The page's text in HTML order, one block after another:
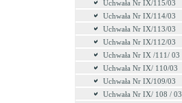
Uchwała Nr IX/115/03
Uchwała Nr IX/114/03
Uchwała Nr IX/113/03
Uchwała Nr IX/112/03
Uchwała Nr IX /111/ 03
Uchwała Nr IX/ 110/03
Uchwała Nr IX/109/03
Uchwała Nr IX/ 108 / 03